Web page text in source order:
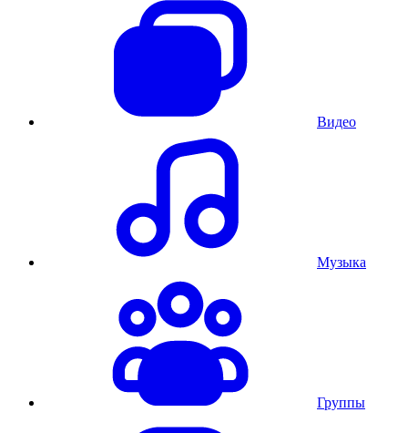
Видео
Музыка
Группы